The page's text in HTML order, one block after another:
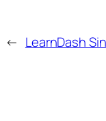
← LearnDash